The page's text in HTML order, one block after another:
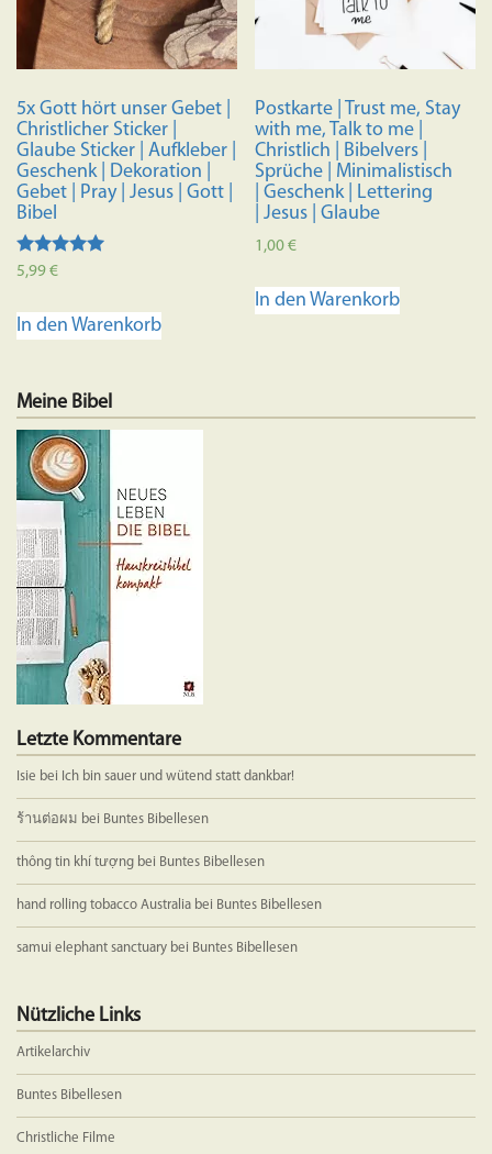
5x Gott hört unser Gebet |
Christlicher Sticker |
Glaube Sticker | Aufkleber |
Geschenk | Dekoration |
Gebet | Pray | Jesus | Gott |
Bibel
Bewertet mit
5,99€
In den Warenkorb
Postkarte | Trust me, Stay
with me, Talk to me |
Christlich | Bibelvers |
Sprüche | Minimalistisch
| Geschenk | Lettering
| Jesus | Glaube
1,00€
In den Warenkorb
Meine Bibel
Letzte Kommentare
Isie bei Ich bin sauer und wütend statt dankbar!
ร้านต่อผม bei Buntes Bibellesen
thông tin khí tượng bei Buntes Bibellesen
hand rolling tobacco Australia bei Buntes Bibellesen
samui elephant sanctuary bei Buntes Bibellesen
Nützliche Links
Artikelarchiv
Buntes Bibellesen
Christliche Filme